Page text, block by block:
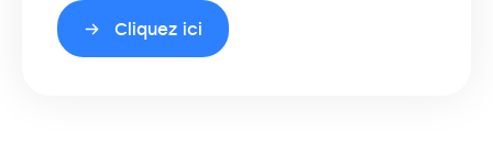
Cliquez ici